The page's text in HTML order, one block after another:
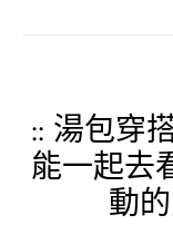
:: 湯包穿
能一起去
動